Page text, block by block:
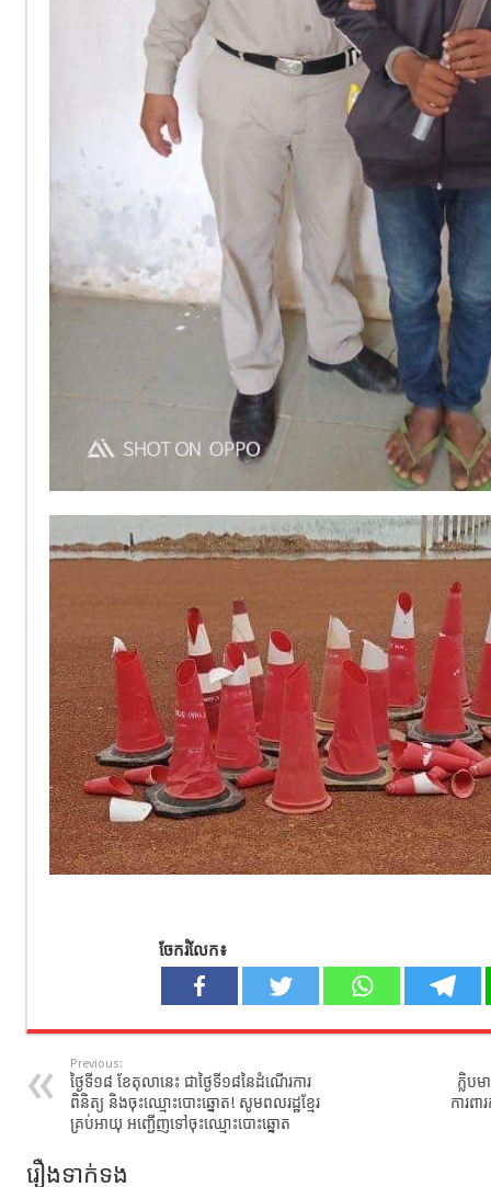
ចែករំលែក៖
Previous:
ថ្ងៃទី១៨ ខែតុលានេះ ជាថ្ងៃទី១៨នៃដំណើរការ
ពិនិត្យ និងចុះឈ្មោះបោះឆ្នោត! សូមពលរដ្ឋខ្មែរ
គ្រប់អាយុ អញ្ជើញទៅចុះឈ្មោះបោះឆ្នោត
ក្លិប
ការព
រឿងទាក់ទង